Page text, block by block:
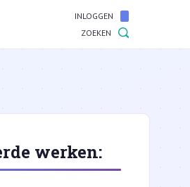
INLOGGEN
ZOEKEN
werken: